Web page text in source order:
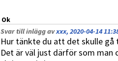
Ok
Svar till inlägg avxxx, 2020-04-14
Hur tänkte du att det skulle gå
Det är väl just därför som